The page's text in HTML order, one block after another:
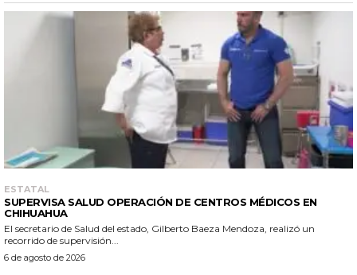
ESTATAL
SUPERVISA SALUD OPERACIÓN DE CENTROS MÉDICOS EN
CHIHUAHUA
El secretario de Salud del estado, Gilberto Baeza Mendoza, realizó un
recorrido de supervisión...
6 de agosto de 2026